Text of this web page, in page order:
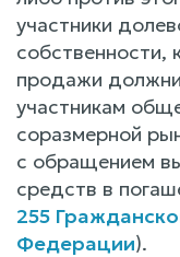
участники
собственности,
продажи
участникам
соразмерной
с обращением
средств в
255
Федерации).